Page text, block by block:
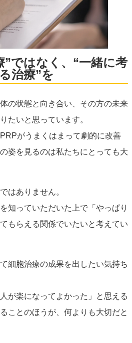
”ではなく、“一緒に考
治療”を
の状態と向き合い、その方の未来
たいと思っています。
がうまくはまって劇的に改善
姿を見るのは私たちにとっても大
はありません。
知っていただいた上で「やっぱり
もらえる関係でいたいと考えてい
細胞治療の成果を出したい気持ち
が楽になってよかった」と思える
ことのほうが、何よりも大切だと